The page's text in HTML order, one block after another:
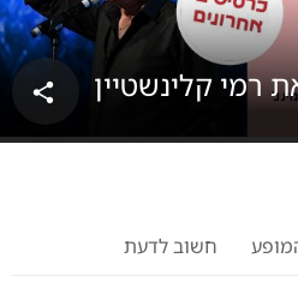
רמי קלינשטיין share
חשוב לדעת